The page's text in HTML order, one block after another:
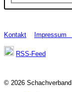
Kontakt Impressum
RSS-Feed
© 2026